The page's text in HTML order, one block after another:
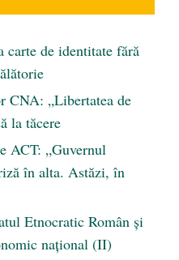
de identitate fără
CNA: „Libertatea de
la tăcere
ACT: „Guvernul
în alta. Astăzi, în
Etnocratic Român şi
naţional (II)